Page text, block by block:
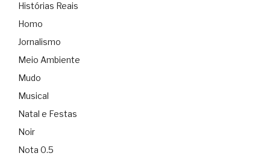
Histórias Reais
Homo
Jornalismo
Meio Ambiente
Mudo
Musical
Natal e Festas
Noir
Nota 0.5